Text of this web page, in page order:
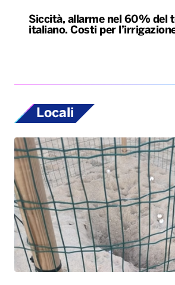
Siccità, allarme nel 60% del
italiano. Costi per
Locali